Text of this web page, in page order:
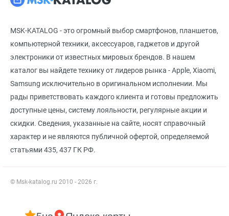
MSK-KATALOG - это огромный выбор смартфонов, планшетов,
компьютерной техники, аксессуаров, гаджетов и другой
электроники от известных мировых брендов. В нашем
каталог вы найдете технику от лидеров рынка - Apple, Xiaomi,
Samsung исключительно в оригинальном исполнении. Мы
рады приветствовать каждого клиента и готовы предложить
доступные цены, систему лояльности, регулярные акции и
скидки. Сведения, указанные на сайте, носят справочный
характер и не являются публичной офертой, определяемой
статьями 435, 437 ГК РФ.
© Msk-katalog.ru 2010 - 2026 г.